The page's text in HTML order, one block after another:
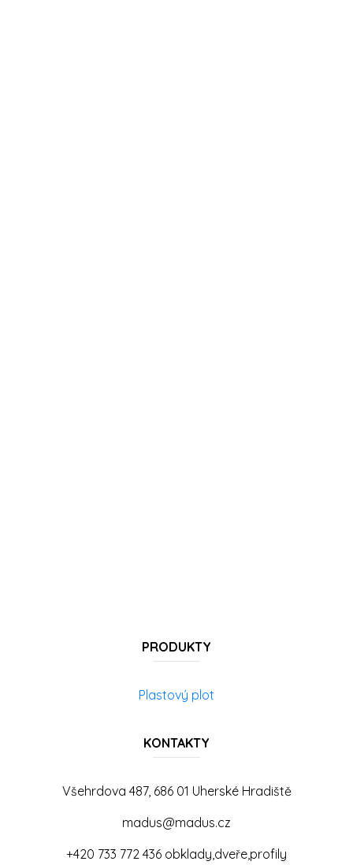
PRODUKTY
Plastový plot
KONTAKTY
Všehrdova 487, 686 01 Uherské Hradiště
madus@madus.cz
+420 733 772 436 obklady,dveře,profily